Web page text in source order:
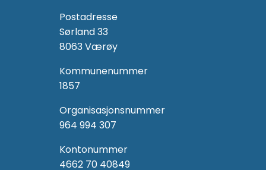
Postadresse
Sørland 33
8063 Værøy
Kommunenummer
1857
Organisasjonsnummer
964 994 307
Kontonummer
4662 70 40849